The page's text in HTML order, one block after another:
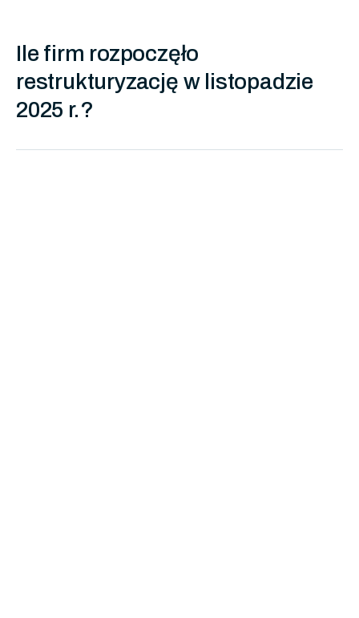
Ile firm rozpoczęło
restrukturyzację w listopadzie
2025 r.?